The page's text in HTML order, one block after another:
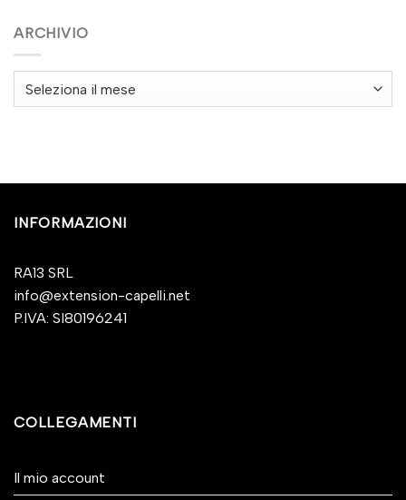
ARCHIVIO
INFORMAZIONI
RA13 SRL
info@extension-capelli.net
P.IVA: SI80196241
COLLEGAMENTI
Il mio account